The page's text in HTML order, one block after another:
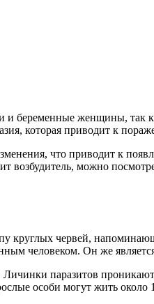
и беременные женщины,
которая приводит к
что приводит к
возбудитель, можно
круглых червей,
человеком. Он же
паразитов
особи могут жить